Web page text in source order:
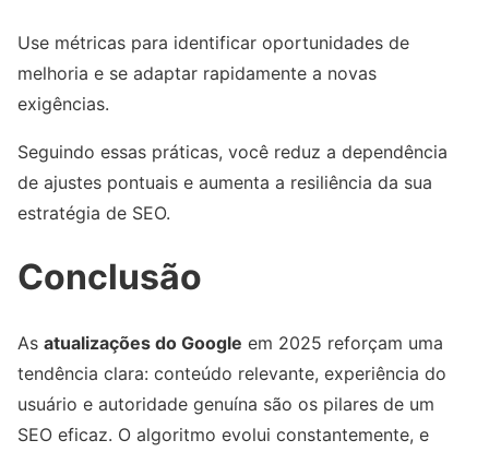
Use métricas para identificar oportunidades de
melhoria e se adaptar rapidamente a novas
exigências.
Seguindo essas práticas, você reduz a dependência
de ajustes pontuais e aumenta a resiliência da sua
estratégia de SEO.
Conclusão
As atualizações do Google em 2025 reforçam uma
tendência clara: conteúdo relevante, experiência do
usuário e autoridade genuína são os pilares de um
SEO eficaz. O algoritmo evolui constantemente, e